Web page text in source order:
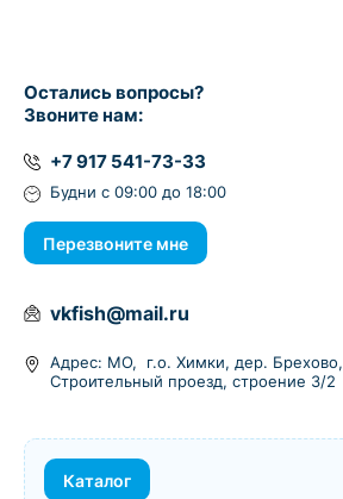
Каталог
Остались вопросы?
Звоните нам:
+7 917 541-73-33
Будни с 09:00 до 18:00
Перезвоните мне
vkfish@mail.ru
Адрес: МО, г.о. Химки, дер. Брехово,
Строительный проезд, строение 3/2